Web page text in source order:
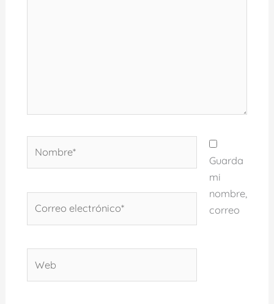
Guarda
mi
nombre,
correo